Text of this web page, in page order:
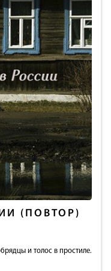
(ПОВТОР)
и толос в простиле.